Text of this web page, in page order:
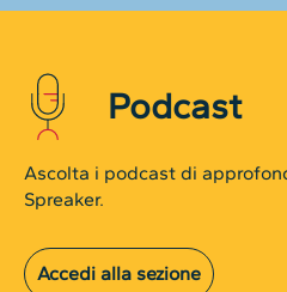
Podcast
Ascolta i podcast di
Spreaker.
Accedi alla sezione